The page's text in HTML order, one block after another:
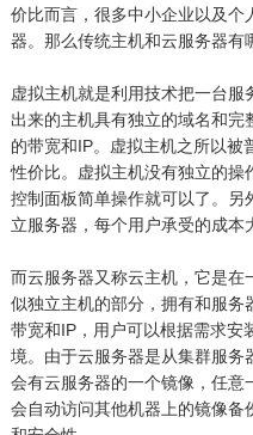
价比而言，很多中小企业以及个
器。那么传统主机和云服务器有
虚拟主机就是利用技术把一台服
出来的主机具有独立的域名和
的带宽和IP。虚拟主机之所以被
性价比。虚拟主机没有独立的
控制面板简单操作就可以了。另
立服务器，每个用户承受的成本
而云服务器又称云主机，它是
似独立主机的部分，拥有和服务
带宽和IP，用户可以根据需求安
境。由于云服务器是从集群服
会有云服务器的一个镜像，任
会自动访问其他机器上的镜像备